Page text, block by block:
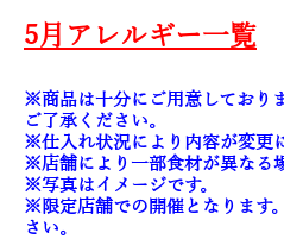
5月アレルギー一覧
※商品は十分にご用意しており
ご了承ください。
※仕入れ状況により内容が変更
※店舗により一部食材が異なる
※写真はイメージです。
※限定店舗での開催となります
さい。